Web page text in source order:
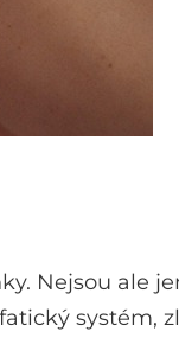
Nejsou ale
systém,